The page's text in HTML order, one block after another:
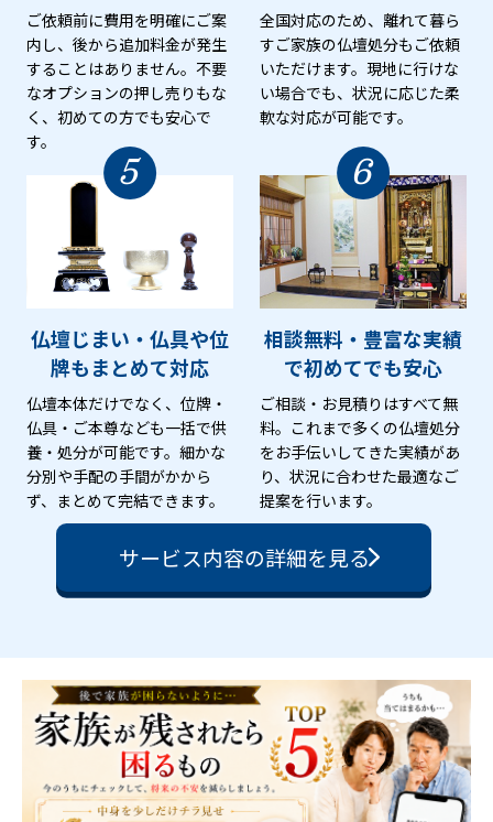
ご依頼前に費用を明確にご案
内し、後から追加料金が発生
することはありません。不要
なオプションの押し売りもな
く、初めての方でも安心で
す。
全国対応のため、離れて暮ら
すご家族の仏壇処分もご依頼
いただけます。現地に行けな
い場合でも、状況に応じた柔
軟な対応が可能です。
5
仏壇じまい・仏具や位
牌もまとめて対応
仏壇本体だけでなく、位牌・
仏具・ご本尊なども一括で供
養・処分が可能です。細かな
分別や手配の手間がかから
ず、まとめて完結できます。
6
相談無料・豊富な実績
で初めてでも安心
ご相談・お見積りはすべて無
料。これまで多くの仏壇処分
をお手伝いしてきた実績があ
り、状況に合わせた最適なご
提案を行います。
サービス内容の詳細を見る